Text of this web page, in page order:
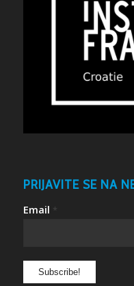
PRIJAVITE SE NA
Email *